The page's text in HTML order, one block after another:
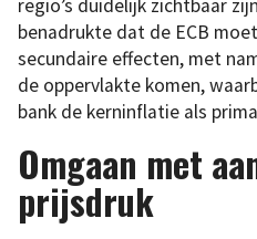
regio’s duidelijk zichtbaar
benadrukte dat de ECB
secundaire effecten, met
de oppervlakte komen,
bank de kerninflatie als
Omgaan met
prijsdruk